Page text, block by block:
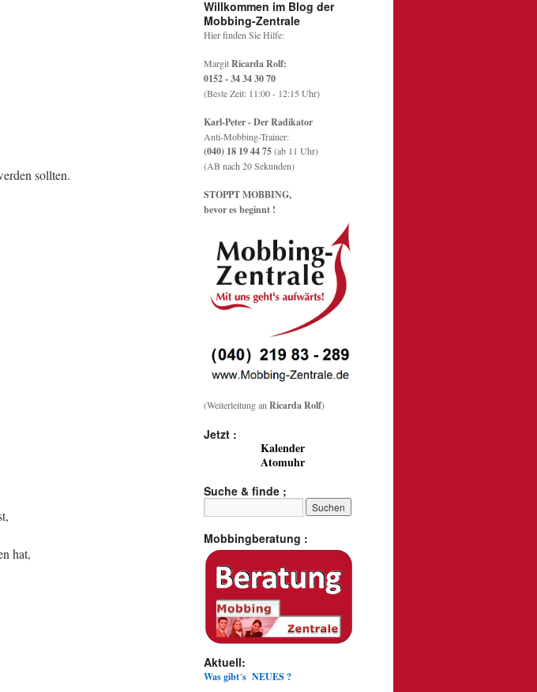
sollten.
hat,
Willkommen im Blog der
Mobbing-Zentrale
Hier finden Sie Hilfe:
MargitRicarda Rolf:
0152 - 34 34 30 70
(Beste Zeit: 11:00 - 12:15 Uhr)
Karl-Peter - Der Radikator
Anti-Mobbing-Trainer:
(040) 18 19 44 75(ab 11 Uhr)
(AB nach 20 Sekunden)
STOPPT MOBBING,
bevor es beginnt !
(Weiterleitung an Ricarda Rolf)
Jetzt :
Kalender
Atomuhr
Suche & finde ;
Mobbingberatung :
Aktuell:
Was gibt´s NEUES ?